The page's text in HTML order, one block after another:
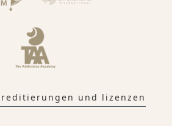
und lizenzen